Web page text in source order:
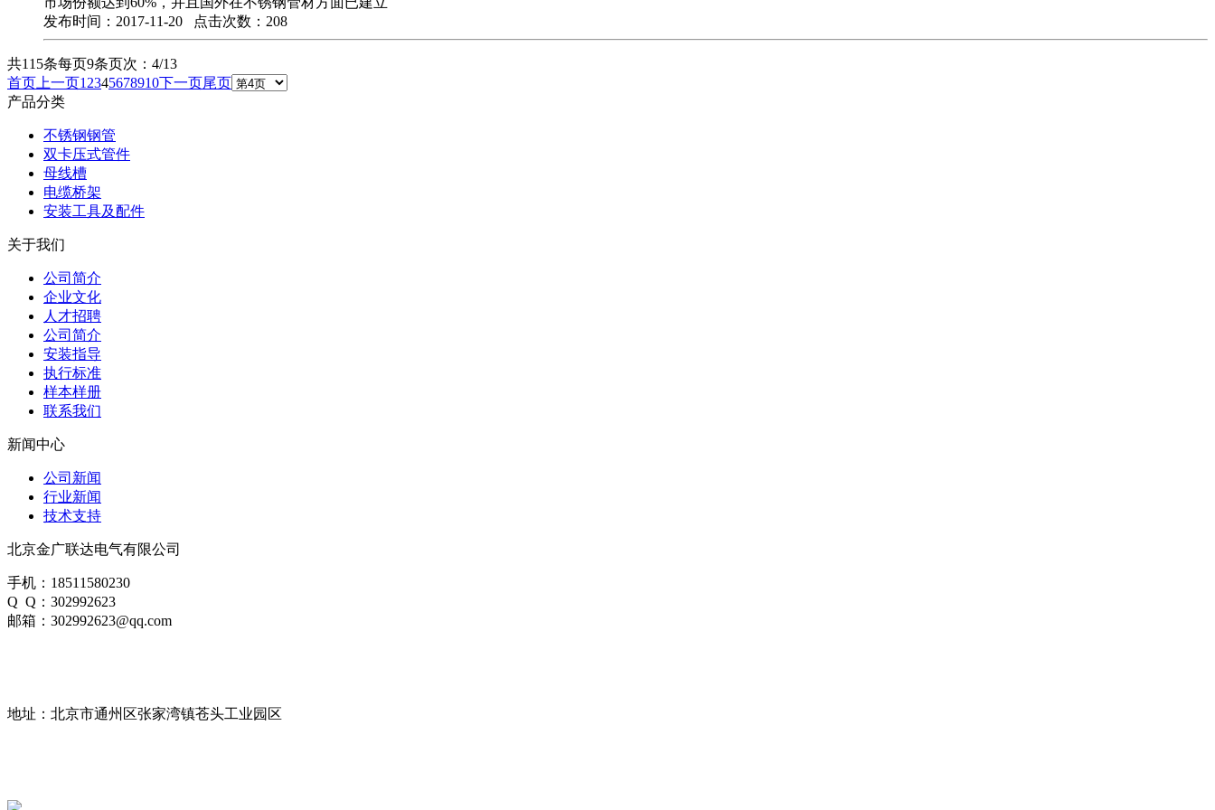
发布时间：2017-11-20 点击次数：208
共115条每页9条页次：4/13
首页 上一页1 2345678910下一页尾页
产品分类
不锈钢钢管
双卡压式管件
母线槽
电缆桥架
安装工具及配件
关于我们
公司简介
企业文化
人才招聘
公司简介
安装指导
执行标准
样本样册
联系我们
新闻中心
公司新闻
行业新闻
技术支持
北京金广联达电气有限公司
手机：18511580230
Q Q：302992623
邮箱：302992623@qq.com
地址：北京市通州区张家湾镇苍头工业园区